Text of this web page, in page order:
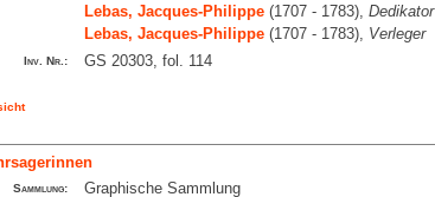
Lebas, Jacques-Philippe(1707 - 1783), Dedikator
Lebas, Jacques-Philippe(1707 - 1783), Verleger
Inv. Nr.: GS 20303, fol. 114
Sammlung: Graphische Sammlung